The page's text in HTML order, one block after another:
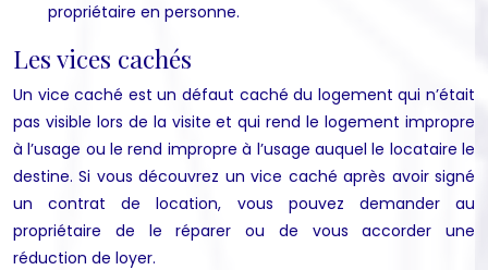
propriétaire en personne.
Les vices cachés
Un vice caché est un défaut caché du logement qui n’était
pas visible lors de la visite et qui rend le logement impropre
à l’usage ou le rend impropre à l’usage auquel le locataire le
destine. Si vous découvrez un vice caché après avoir signé
un contrat de location, vous pouvez demander au
propriétaire de le réparer ou de vous accorder une
réduction de loyer.